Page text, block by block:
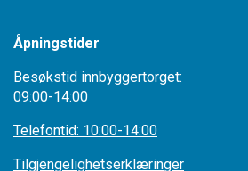
Åpningstider
Besøkstid innbyggertorget:
09:00-14:00
Telefontid: 10:00-14:00
Tilgjengelighetserklæringer